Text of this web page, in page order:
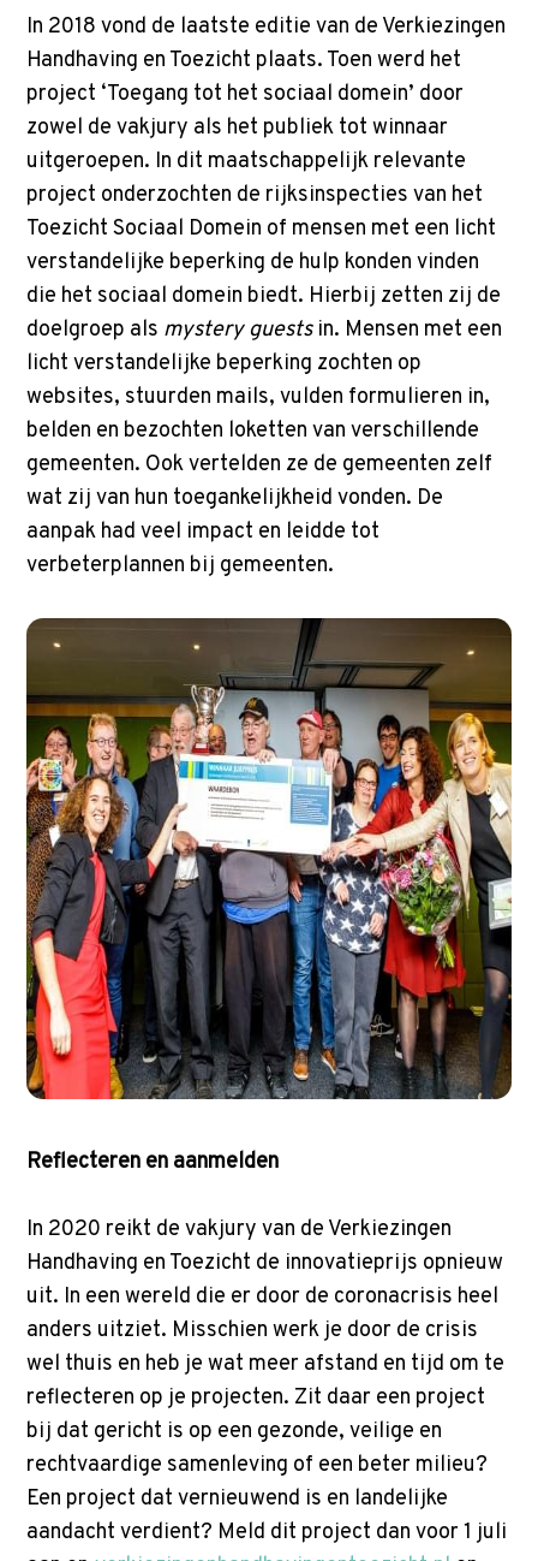
o
m
a
i
n
c
o
n
t
e
n
t
In 2018 vond de laatste editie van de Verkiezingen
Handhaving en Toezicht plaats. Toen werd het
project ‘Toegang tot het sociaal domein’ door
zowel de vakjury als het publiek tot winnaar
uitgeroepen. In dit maatschappelijk relevante
project onderzochten de rijksinspecties van het
Toezicht Sociaal Domein of mensen met een licht
verstandelijke beperking de hulp konden vinden
die het sociaal domein biedt. Hierbij zetten zij de
doelgroep als mystery guestsin. Mensen met een
licht verstandelijke beperking zochten op
websites, stuurden mails, vulden formulieren in,
belden en bezochten loketten van verschillende
gemeenten. Ook vertelden ze de gemeenten zelf
wat zij van hun toegankelijkheid vonden. De
aanpak had veel impact en leidde tot
verbeterplannen bij gemeenten.
Reflecteren en aanmelden
In 2020 reikt de vakjury van de Verkiezingen
Handhaving en Toezicht de innovatieprijs opnieuw
uit. In een wereld die er door de coronacrisis heel
anders uitziet. Misschien werk je door de crisis
wel thuis en heb je wat meer afstand en tijd om te
reflecteren op je projecten. Zit daar een project
bij dat gericht is op een gezonde, veilige en
rechtvaardige samenleving of een beter milieu?
Een project dat vernieuwend is en landelijke
aandacht verdient? Meld dit project dan voor 1 juli